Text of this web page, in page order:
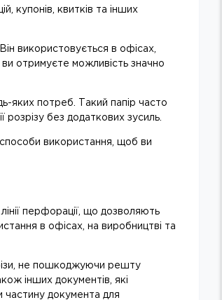
купонів, квитків та інших
використовується в офісах,
отримуєте можливість значно
яких потреб. Такий папір часто
розрізу без додаткових зусиль.
використання, щоб ви
перфорації, що дозволяють
в офісах, на виробництві та
не пошкоджуючи решту
інших документів, які
частину документа для